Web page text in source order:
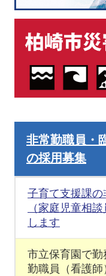
非常勤職員・
の採用募集
子育て支援課の
（家庭児童相
します
市立保育園で勤
勤職員（看護